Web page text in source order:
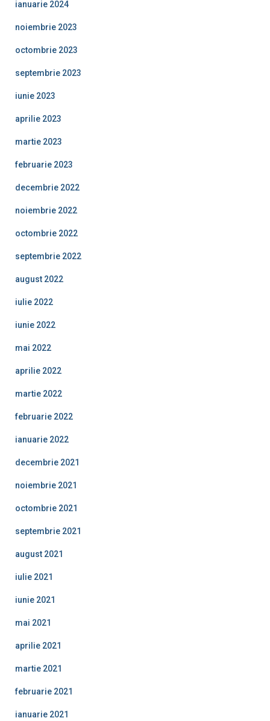
ianuarie 2024
noiembrie 2023
octombrie 2023
septembrie 2023
iunie 2023
aprilie 2023
martie 2023
februarie 2023
decembrie 2022
noiembrie 2022
octombrie 2022
septembrie 2022
august 2022
iulie 2022
iunie 2022
mai 2022
aprilie 2022
martie 2022
februarie 2022
ianuarie 2022
decembrie 2021
noiembrie 2021
octombrie 2021
septembrie 2021
august 2021
iulie 2021
iunie 2021
mai 2021
aprilie 2021
martie 2021
februarie 2021
ianuarie 2021